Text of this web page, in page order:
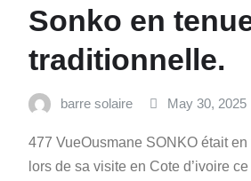
Sonko en
traditionnelle.
barre solaire May 30, 2025
477 VueOusmane SONKO était en
lors de sa visite en Cote d’ivoire